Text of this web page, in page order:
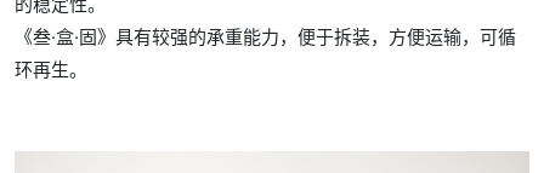
《叁·盒·固》具有较强的承重能力，便于拆装，方便运输，可循
环再生。